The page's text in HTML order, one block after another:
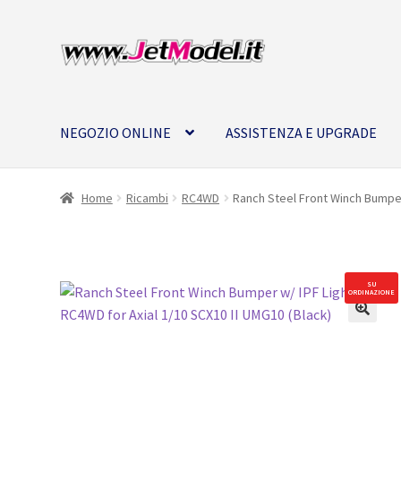
Vai
alla
Vai
al
NEGOZIO ONLINE ASSISTENZA E UPGRADE
Home Ricambi RC4WD Ranch Steel Front Winch
SU
ORDINAZIONE